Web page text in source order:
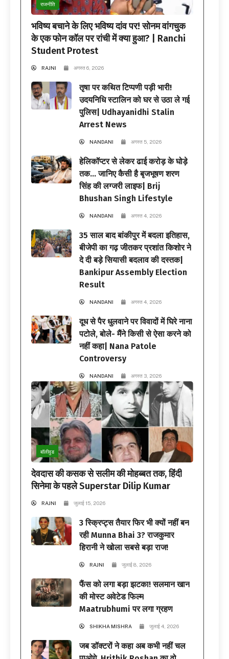
राजनीति
भविष्य बचाने के लिए भविष्य दांव पर! सोनम वांगचुक
के एक फोन कॉल पर रांची में क्या हुआ? | Ranchi
Student Protest
RAJNI अगस्त 6, 2026
तृषा पर कथित टिप्पणी पड़ी भारी!
उदयनिधि स्टालिन को घर से उठा ले गई
पुलिस| Udhayanidhi Stalin
Arrest News
NANDANI अगस्त 5, 2026
हेलिकॉप्टर से लेकर ढाई करोड़ के घोड़े
तक… जानिए कैसी है बृजभूषण शरण
सिंह की लग्जरी लाइफ| Brij
Bhushan Singh Lifestyle
NANDANI अगस्त 4, 2026
35 साल बाद बांकीपुर में बदला इतिहास,
बीजेपी का गढ़ जीतकर प्रशांत किशोर ने
दे दी बड़े सियासी बदलाव की दस्तक|
Bankipur Assembly Election
Result
NANDANI अगस्त 4, 2026
दूध से पैर धुलवाने पर विवादों में घिरे नाना
पटोले, बोले- मैंने किसी से ऐसा करने को
नहीं कहा| Nana Patole
Controversy
NANDANI अगस्त 3, 2026
बॉलीवुड
देवदास की कसक से सलीम की मोहब्बत तक, हिंदी
सिनेमा के पहले Superstar Dilip Kumar
RAJNI जुलाई 15, 2026
3 स्क्रिप्ट्स तैयार फिर भी क्यों नहीं बन
रही Munna Bhai 3? राजकुमार
हिरानी ने खोला सबसे बड़ा राज!
RAJNI जुलाई 8, 2026
फैंस को लगा बड़ा झटका! सलमान खान
की मोस्ट अवेटेड फिल्म
Maatrubhumi पर लगा ग्रहण
SHIKHA MISHRA जुलाई 4, 2026
जब डॉक्टरों ने कहा अब कभी नहीं चल